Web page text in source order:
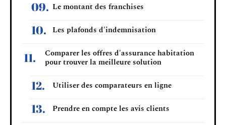
Le montant des franchises
Les plafonds d'indemnisation
Comparer les offres d'assurance habitation
pour trouver la meilleure solution
Utiliser des comparateurs en ligne
Prendre en compte les avis clients